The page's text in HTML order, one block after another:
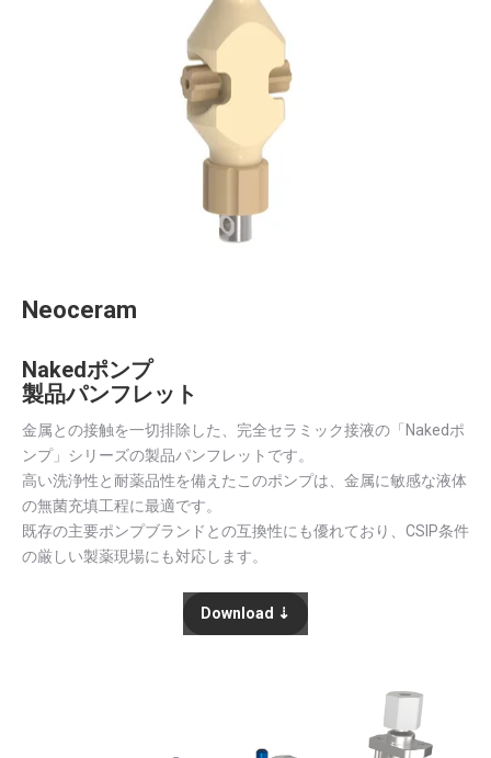
Neoceram
Nakedポンプ
製品パンフレット
金属との接触を一切排除した、完全セラミック接液の「Nakedポ
ンプ」シリーズの製品パンフレットです。
高い洗浄性と耐薬品性を備えたこのポンプは、金属に敏感な液体
の無菌充填工程に最適です。
既存の主要ポンプブランドとの互換性にも優れており、CSIP条件
の厳しい製薬現場にも対応します。
Download ⇣